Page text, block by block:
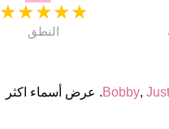
★
★
★
★
★
النطق
Bobby,
. عرض أسماء اكثر